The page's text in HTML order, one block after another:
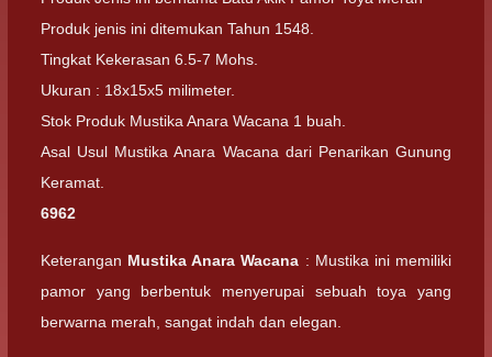
Produk jenis ini ditemukan Tahun 1548.
Tingkat Kekerasan 6.5-7 Mohs.
Ukuran : 18x15x5 milimeter.
Stok Produk Mustika Anara Wacana 1 buah.
Asal Usul Mustika Anara Wacana dari Penarikan Gunung
Keramat.
6962
Keterangan Mustika Anara Wacana : Mustika ini memiliki
pamor yang berbentuk menyerupai sebuah toya yang
berwarna merah, sangat indah dan elegan.